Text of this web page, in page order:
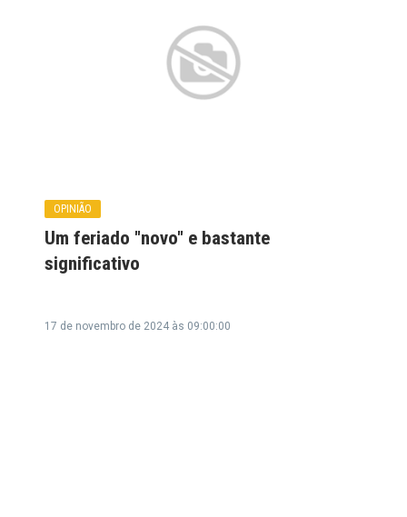
OPINIÃO
Um feriado "novo" e bastante
significativo
17 de novembro de 2024 às 09:00:00